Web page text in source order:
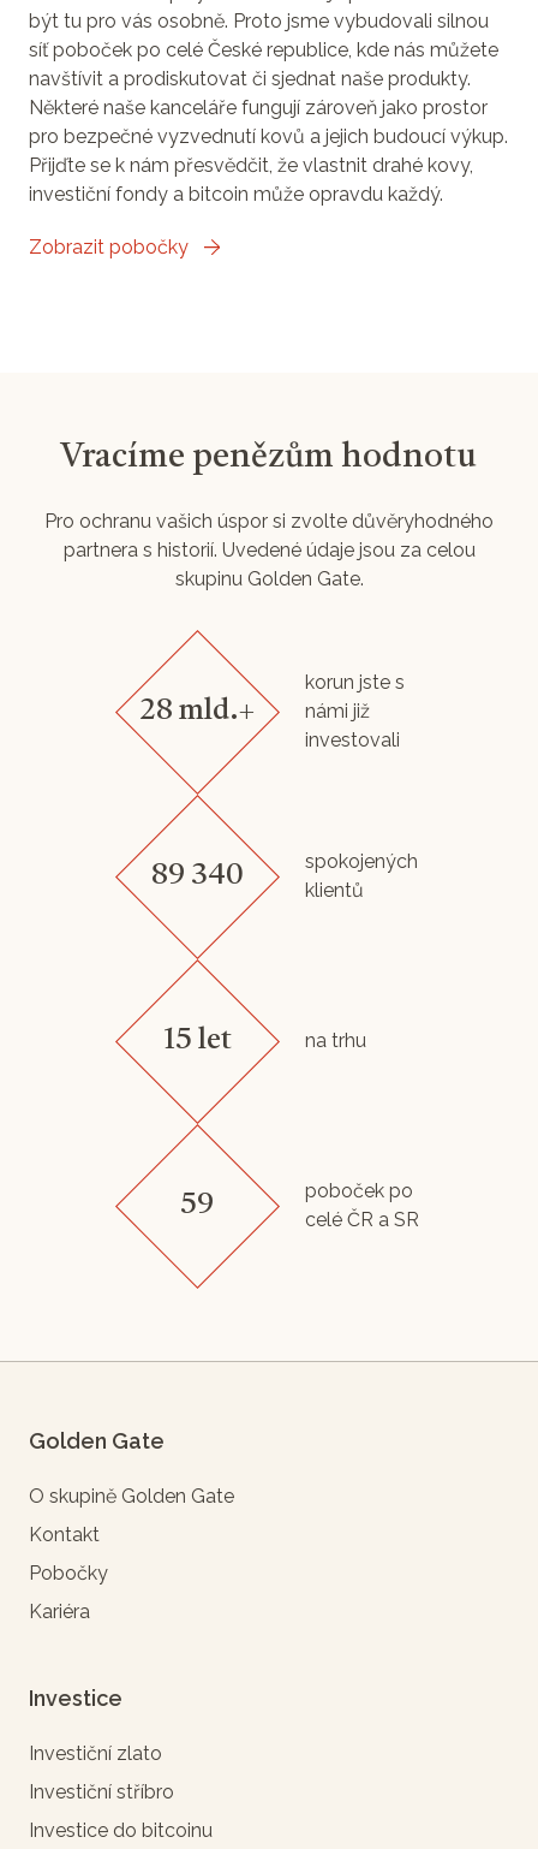
být tu pro vás osobně. Proto jsme vybudovali silnou
síť poboček po celé České republice, kde nás můžete
navštívit a prodiskutovat či sjednat naše produkty.
Některé naše kanceláře fungují zároveň jako prostor
pro bezpečné vyzvednutí kovů a jejich budoucí výkup.
Přijďte se k nám přesvědčit, že vlastnit drahé kovy,
investiční fondy a bitcoin může opravdu každý.
Zobrazit pobočky
Vracíme penězům hodnotu
Pro ochranu vašich úspor si zvolte důvěryhodného
partnera s historií. Uvedené údaje jsou za celou
skupinu Golden Gate.
28 mld.+
korun jste s
námi již
investovali
89 340
spokojených
klientů
15 let na trhu
59
poboček po
celé ČR a SR
Golden Gate
O skupině Golden Gate
Kontakt
Pobočky
Kariéra
Investice
Investiční zlato
Investiční stříbro
Investice do bitcoinu